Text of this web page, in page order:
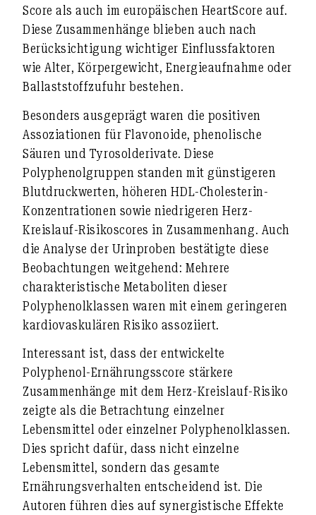
Score als auch im europäischen HeartScore auf.
Diese Zusammenhänge blieben auch nach
Berücksichtigung wichtiger Einflussfaktoren
wie Alter, Körpergewicht, Energieaufnahme oder
Ballaststoffzufuhr bestehen.
Besonders ausgeprägt waren die positiven
Assoziationen für Flavonoide,phenolische
Säuren und Tyrosolderivate. Diese
Polyphenolgruppen standen mit günstigeren
Blutdruckwerten, höheren HDL-Cholesterin-
Konzentrationen sowie niedrigeren Herz-
Kreislauf-Risikoscores in Zusammenhang. Auch
die Analyse der Urinproben bestätigte diese
Beobachtungen weitgehend: Mehrere
charakteristische Metaboliten dieser
Polyphenolklassen waren mit einem geringeren
kardiovaskulären Risiko assoziiert.
Interessant ist, dass der entwickelte
Polyphenol-Ernährungsscore stärkere
Zusammenhänge mit dem Herz-Kreislauf-Risiko
zeigte als die Betrachtung einzelner
Lebensmittel oder einzelner Polyphenolklassen.
Dies spricht dafür, dass nicht einzelne
Lebensmittel, sondern das gesamte
Ernährungsverhalten entscheidend ist. Die
Autoren führen dies auf synergistische Effekte